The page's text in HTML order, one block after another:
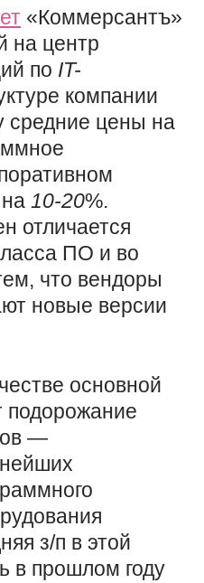
«Коммерсантъ»
на центр
по IT-
компании
средние цены на
10-20%.
отличается
ПО и во
что вендоры
новые версии
основной
—
з/п в этой
в прошлом году